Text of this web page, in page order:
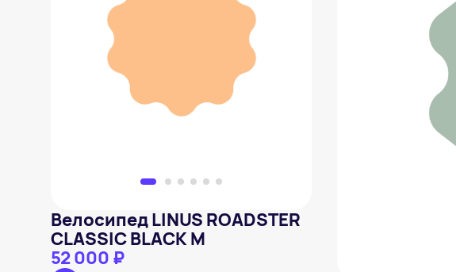
Велосипед LINUS ROADSTER
Велосипед LINUS ROADSTER
CLASSIC BLACK M
52 000 ₽